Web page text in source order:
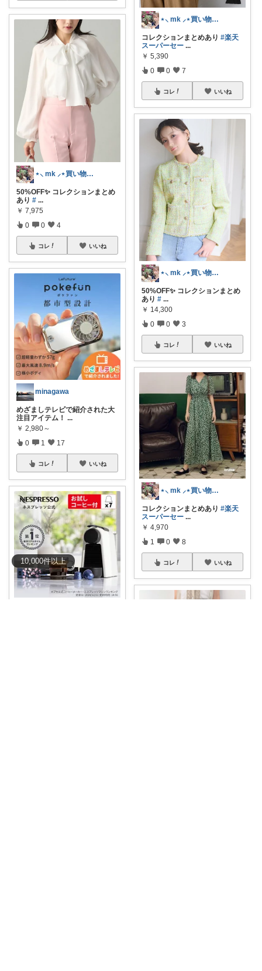
10,000件以上
⋆⸜ mk ⸝⋆買い物は楽天で
50%OFF✨ コレクションまとめ
あり # ...
￥ 7,975
0 0 4
コレ いいね
minagawa
めざましテレビで紹介された大
注目アイテム！ ...
￥ 2,980～
0 1 17
コレ いいね
⋆⸜ mk ⸝⋆買い物は楽天で
コレクションまとめあり #楽天
スーパーセー ...
￥ 5,390
0 0 7
コレ いいね
⋆⸜ mk ⸝⋆買い物は楽天で
50%OFF✨ コレクションまとめ
あり # ...
￥ 14,300
0 0 3
コレ いいね
⋆⸜ mk ⸝⋆買い物は楽天で
コレクションまとめあり #楽天
スーパーセー ...
￥ 4,970
1 0 8
コレ いいね